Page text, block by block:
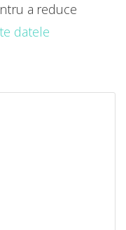
a reduce
datele